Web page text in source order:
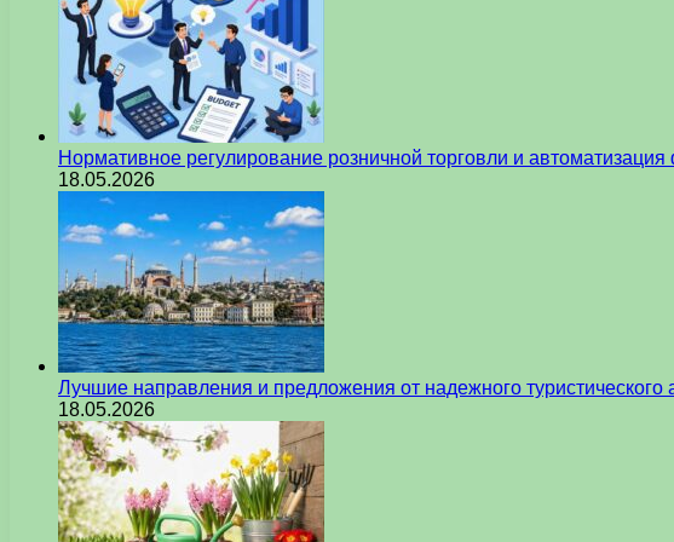
Нормативное регулирование розничной торговли и автоматизация
18.05.2026
Лучшие направления и предложения от надежного туристического
18.05.2026